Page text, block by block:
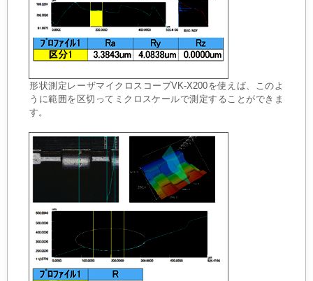
形状測定レーザマイクロスコープVK-X200を使えば、このよ
うに範囲を区切ってミクロスケールで測定することができま
す。